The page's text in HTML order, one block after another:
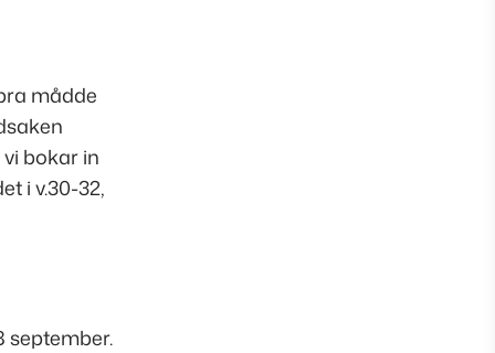
mådde
bokar in
i v.30-32,
september.